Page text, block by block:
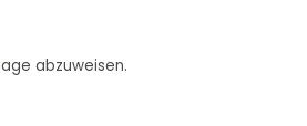
abzuweisen.